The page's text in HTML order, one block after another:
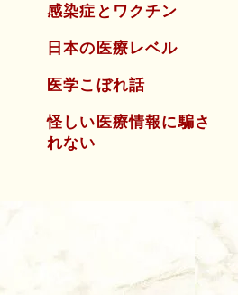
感染症とワクチン
日本の医療レベル
医学こぼれ話
怪しい医療情報に騙さ
れない